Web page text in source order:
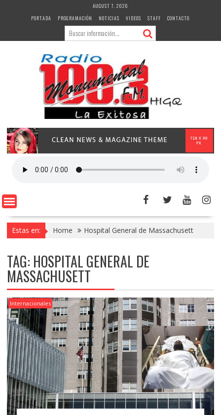
AUGUST 7, 2026
PORTADA
PROGRAMACIÓN NOTICIAS VIDEOS STAFF CONTACTO
Estas en: Home Hospital General de Massachusett
TAG: HOSPITAL GENERAL DE
MASSACHUSETT
Internacionales